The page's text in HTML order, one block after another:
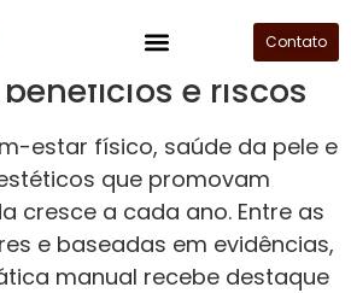
Contato
linfática manual:
e riscos
estar físico, saúde da pele e
que promovam
cresce a cada ano. Entre as
e baseadas em evidências,
manual recebe destaque